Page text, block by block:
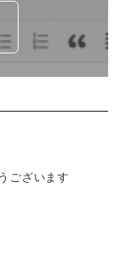
ございます